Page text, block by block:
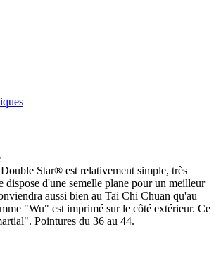
Star® est relativement simple, très
dispose d'une semelle plane pour un meilleur
aussi bien au Tai Chi Chuan qu'au
"Wu" est imprimé sur le côté extérieur. Ce
Pointures du 36 au 44.